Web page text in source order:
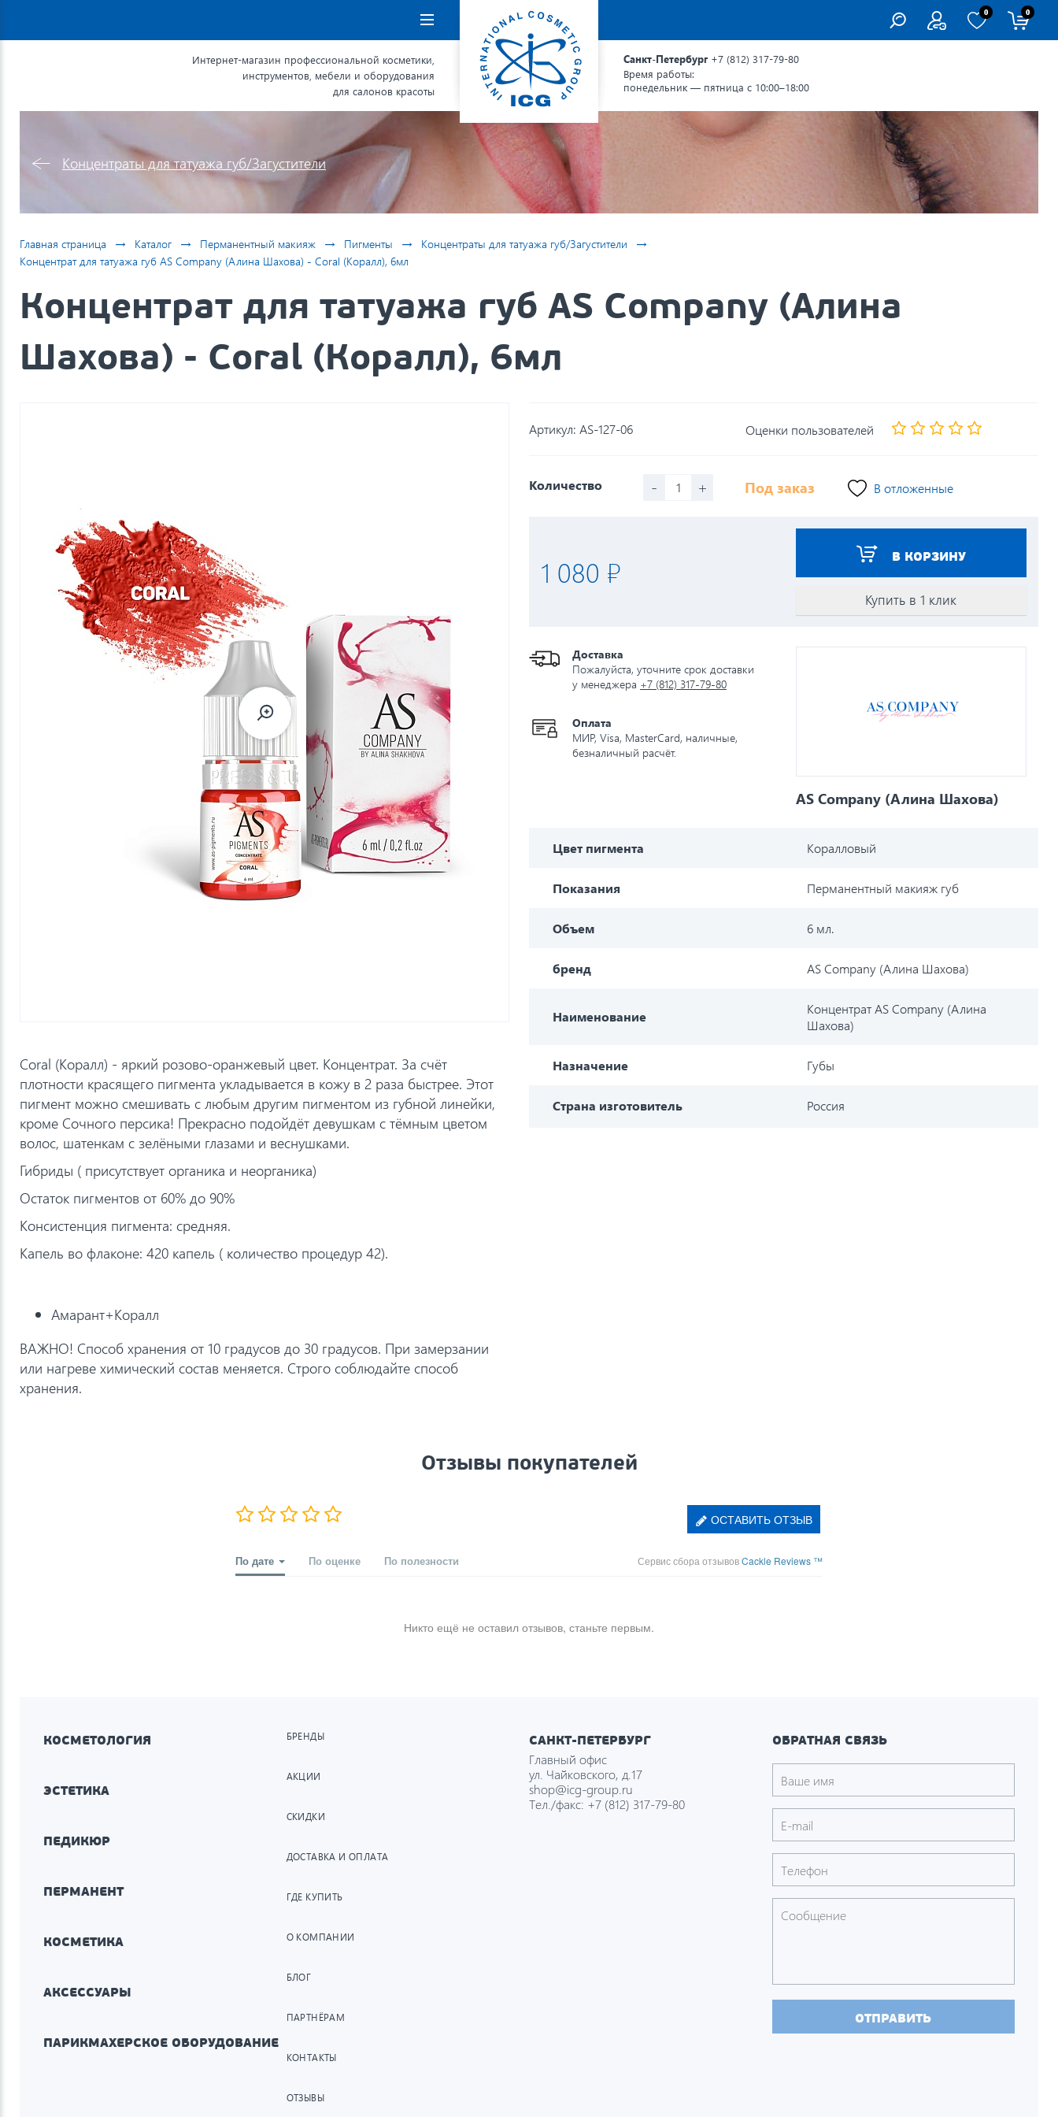
Навигация
0 0
Интернет-магазин профессиональной косметики,
инструментов, мебели и оборудования
для салонов красоты
Санкт-Петербург +7 (812) 317-79-80
Время работы:
понедельник — пятница с 10:00–18:00
Концентраты для татуажа губ/Загустители
Главная страница → Каталог → Перманентный макияж → Пигменты → Концентраты для татуажа губ/Загустители →
Концентрат для татуажа губ AS Company (Алина Шахова) - Coral (Коралл), 6мл
Концентрат для татуажа губ AS Company (Алина
Шахова) - Coral (Коралл), 6мл
Coral (Коралл) - яркий розово-оранжевый цвет. Концентрат. За счёт
плотности красящего пигмента укладывается в кожу в 2 раза быстрее. Этот
пигмент можно смешивать с любым другим пигментом из губной линейки,
кроме Сочного персика! Прекрасно подойдёт девушкам с тёмным цветом
волос, шатенкам с зелёными глазами и веснушками.
Гибриды ( присутствует органика и неорганика)
Остаток пигментов от 60% до 90%
Консистенция пигмента: средняя.
Капель во флаконе: 420 капель ( количество процедур 42).
Амарант+Коралл
ВАЖНО! Способ хранения от 10 градусов до 30 градусов. При замерзании
или нагреве химический состав меняется. Строго соблюдайте способ
хранения.
Артикул: AS-127-06 Оценки пользователей
Количество - + Под заказ В отложенные
1 080 ₽ В КОРЗИНУ
Купить в 1 клик
Доставка
Пожалуйста, уточните срок доставки
у менеджера +7 (812) 317-79-80
Оплата
МИР, Visa, MasterCard, наличные,
безналичный расчёт.
AS Company (Алина Шахова)
Цвет пигмента Коралловый
Показания Перманентный макияж губ
Объем 6 мл.
бренд AS Company (Алина Шахова)
Наименование
Концентрат AS Company (Алина
Шахова)
Назначение Губы
Страна изготовитель Россия
Отзывы покупателей
ОСТАВИТЬ ОТЗЫВ
По дате По оценке По полезности Сервис сбора отзывовCackle Reviews ™
Никто ещё не оставил отзывов, станьте первым.
КОСМЕТОЛОГИЯ
ЭСТЕТИКА
ПЕДИКЮР
ПЕРМАНЕНТ
КОСМЕТИКА
АКСЕССУАРЫ
ПАРИКМАХЕРСКОЕ ОБОРУДОВАНИЕ
БРЕНДЫ
АКЦИИ
СКИДКИ
ДОСТАВКА И ОПЛАТА
ГДЕ КУПИТЬ
О КОМПАНИИ
БЛОГ
ПАРТНЁРАМ
КОНТАКТЫ
ОТЗЫВЫ
САНКТ-ПЕТЕРБУРГ
Главный офис
ул. Чайковского, д.17
shop@icg-group.ru
Тел./факс: +7 (812) 317-79-80
ОБРАТНАЯ СВЯЗЬ
ОТПРАВИТЬ